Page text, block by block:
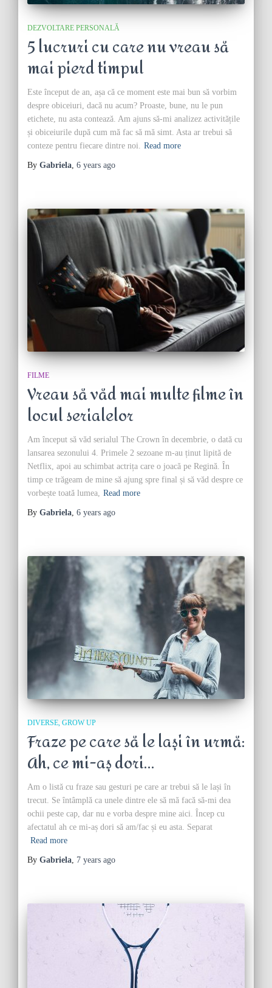
DEZVOLTARE PERSONALĂ
5 lucruri cu care nu vreau să
mai pierd timpul
Este început de an, așa că ce moment este mai bun să vorbim
despre obiceiuri, dacă nu acum? Proaste, bune, nu le pun
etichete, nu asta contează. Am ajuns să-mi analizez activitățile
și obiceiurile după cum mă fac să mă simt. Asta ar trebui să
conteze pentru fiecare dintre noi. Read more
By Gabriela, 6 years ago
FILME
Vreau să văd mai multe filme în
locul serialelor
Am început să văd serialul The Crown în decembrie, o dată cu
lansarea sezonului 4. Primele 2 sezoane m-au ținut lipită de
Netflix, apoi au schimbat actrița care o joacă pe Regină. În
timp ce trăgeam de mine să ajung spre final și să văd despre ce
vorbește toată lumea, Read more
By Gabriela, 6 years ago
DIVERSE GROW UP
Fraze pe care să le lași în urmă:
Ah, ce mi-aș dori…
Am o listă cu fraze sau gesturi pe care ar trebui să le lași în
trecut. Se întâmplă ca unele dintre ele să mă facă să-mi dea
ochii peste cap, dar nu e vorba despre mine aici. Încep cu
afectatul ah ce mi-aș dori să am/fac și eu asta. Separat
Read more
By Gabriela, 7 years ago